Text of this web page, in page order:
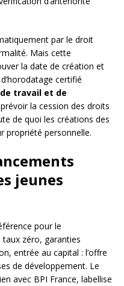
par le droit
Mais cette
la date de création et
certifié
travail et de
la cession des droits
de quoi les créations des
propriété personnelle.
jeunes
pour le
zéro, garanties
entrée au capital : l’offre
de développement. Le
avec BPI France, labellise